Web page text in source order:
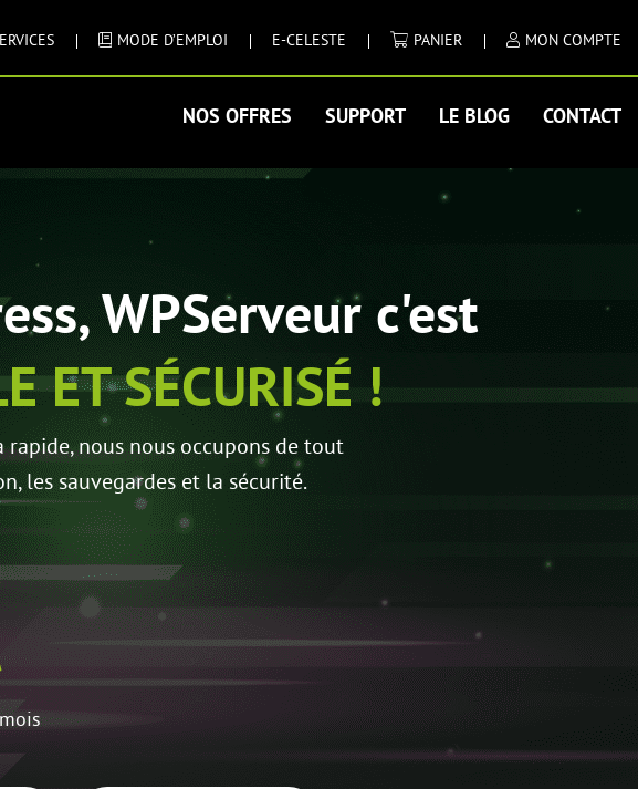
MODE D’EMPLOI E-CELESTE PANIER MON COMPTE
NOS OFFRES SUPPORT LE BLOG CONTACT
WPServeur c'est
ET SÉCURISÉ !
nous nous occupons de tout
les sauvegardes et la sécurité.